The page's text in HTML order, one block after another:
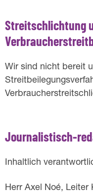
Streitschlichtung
Wir sind nicht bereit
Journalistisch-
Inhaltlich
Herr Axel Noé, Leiter